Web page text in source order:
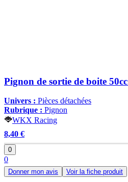
Pignon de sortie de boite
Univers : Pièces détachées
Rubrique : Pignon
WKX Racing
8,40 €
0
0
Donner mon avis Voir la fiche produit